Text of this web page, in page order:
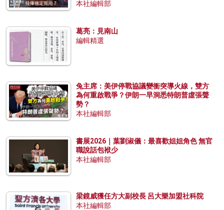
本社編輯部
葛亮：見南山
編輯精選
兔主席：美伊停戰協議變衝突導火線，雙方
為何重啟戰爭？伊朗一早洞悉特朗普虛張聲
勢？
本社編輯部
書展2026｜葉劉淑儀：最喜歡姐姐角色 無官
職說話包袱少
本社編輯部
梁鏡威獲任方大副校長 呂大樂加盟社科院
本社編輯部